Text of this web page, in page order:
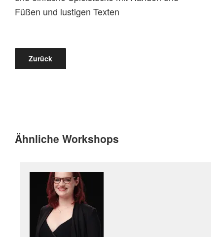
Füßen und lustigen Texten
Zurück
Ähnliche Workshops